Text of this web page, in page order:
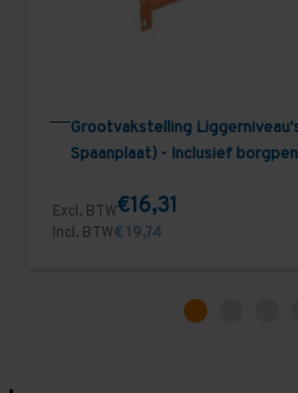
Grootvakstelling
Spaanplaat) - Inclusief
Excl. BTW€16,31
Incl. BTW€ 19,74